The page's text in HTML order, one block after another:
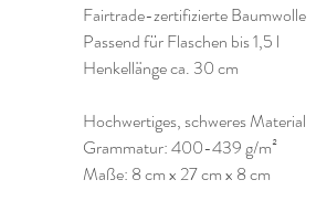
Fairtrade-zertifizierte Baumwolle
Passend für Flaschen bis 1,5 l
Henkellänge ca. 30 cm
Hochwertiges, schweres Material
Grammatur: 400-439 g/m²
Maße: 8 cm x 27 cm x 8 cm